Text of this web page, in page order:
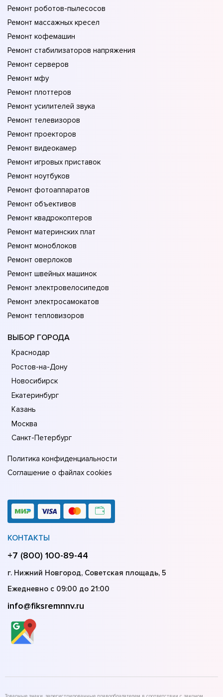
Ремонт роботов-пылесосов
Ремонт массажных кресел
Ремонт кофемашин
Ремонт стабилизаторов напряжения
Ремонт серверов
Ремонт мфу
Ремонт плоттеров
Ремонт усилителей звука
Ремонт телевизоров
Ремонт проекторов
Ремонт видеокамер
Ремонт игровых приставок
Ремонт ноутбуков
Ремонт фотоаппаратов
Ремонт объективов
Ремонт квадрокоптеров
Ремонт материнских плат
Ремонт моноблоков
Ремонт оверлоков
Ремонт швейных машинок
Ремонт электровелосипедов
Ремонт электросамокатов
Ремонт тепловизоров
ВЫБОР ГОРОДА
Краснодар
Ростов-на-Дону
Новосибирск
Екатеринбург
Казань
Москва
Санкт-Петербург
Политика конфиденциальности
Соглашение о файлах cookies
КОНТАКТЫ
+7 (800) 100-89-44
г. Нижний Новгород, Советская площадь, 5
Ежедневно с 09:00 до 21:00
info@fiksremnnv.ru